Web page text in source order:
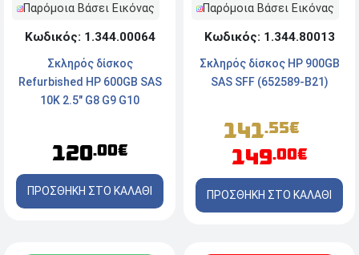
Παρόμοια Βάσει Εικόνας
Κωδικός: 1.344.00064
Σκληρός δίσκος
Refurbished HP 600GB SAS
10K 2.5" G8 G9 G10
120.00€
ΠΡΟΣΘΗΚΗ ΣΤΟ ΚΑΛΑΘΙ
Παρόμοια Βάσει Εικόνας
Κωδικός: 1.344.80013
Σκληρός δίσκος HP 900GB
SAS SFF (652589-B21)
141.55€
149.00€
ΠΡΟΣΘΗΚΗ ΣΤΟ ΚΑΛΑΘΙ